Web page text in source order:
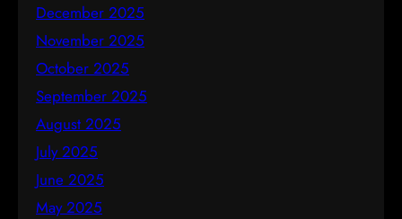
December 2025
November 2025
October 2025
September 2025
August 2025
July 2025
June 2025
May 2025